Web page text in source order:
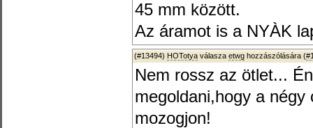
45 mm között.
Az áramot is a NYÀK
(#13494) HOTotya válasza etwg hozzászólására (
Nem rossz az ötlet...
megoldani,hogy a
mozogjon!